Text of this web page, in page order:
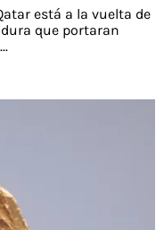
está a la vuelta de
que portaran